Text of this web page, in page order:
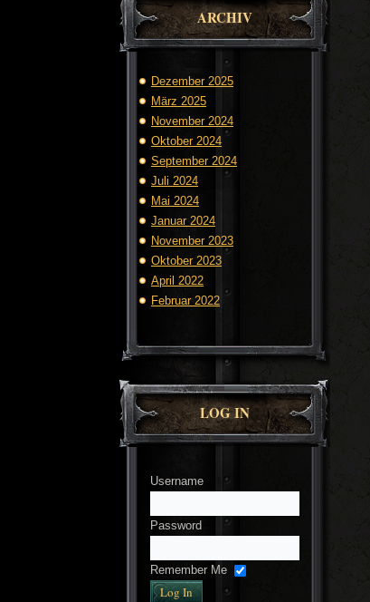
ARCHIV
Dezember 2025
März 2025
November 2024
Oktober 2024
September 2024
Juli 2024
Mai 2024
Januar 2024
November 2023
Oktober 2023
April 2022
Februar 2022
LOG IN
Username
Password
Remember Me